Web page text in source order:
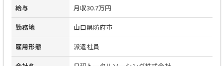
給与 月収30.7万円
勤務地 山口県防府市
雇用形態 派遣社員